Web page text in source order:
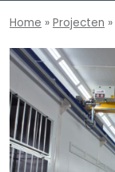
Home » Projecten »